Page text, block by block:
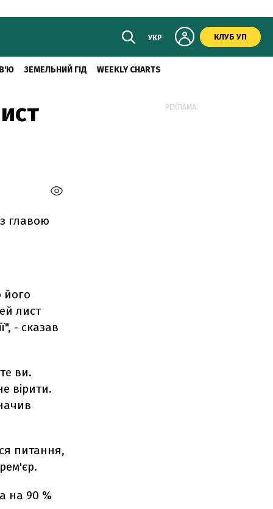
УКР КЛУБ УП
ЗЕМЕЛЬНИЙ ГІД WEEKLY CHARTS
главою
його
лист
- сказав
ви.
вірити.
питання,
на 90 %
РЕКЛАМА: